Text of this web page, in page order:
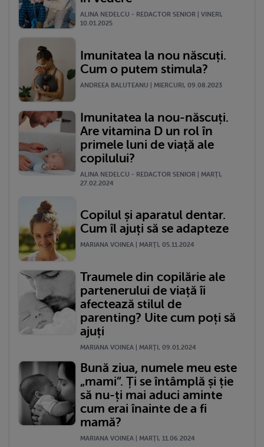
ALINA NEDELCU - REDACTOR SENIOR | VINERI,
10.01.2025
Imunitatea la nou născuți.
Cum o putem stimula?
ANDREEA BALUTEANU | MIERCURI, 09.08.2023
Imunitatea la nou-născuți.
Are vitamina D un rol în
primele luni de viață ale
copilului?
ALINA NEDELCU - REDACTOR SENIOR | MARŢI,
27.02.2024
Copilul și aparatul dentar.
Cum îl ajuți să se adapteze
MARIANA VOINEA | MARŢI, 05.11.2024
Traumele din copilărie ale
partenerului de viață îi
afectează stilul de
parenting? Uite cum poți să
ajuți
MARIANA VOINEA | MARŢI, 09.01.2024
Bună ziua, numele meu este
„mami”. Ți se întâmplă și ție
să nu-ți mai aduci aminte
cum erai înainte de a fi
mamă?
MARIANA VOINEA | MARŢI, 11.06.2024